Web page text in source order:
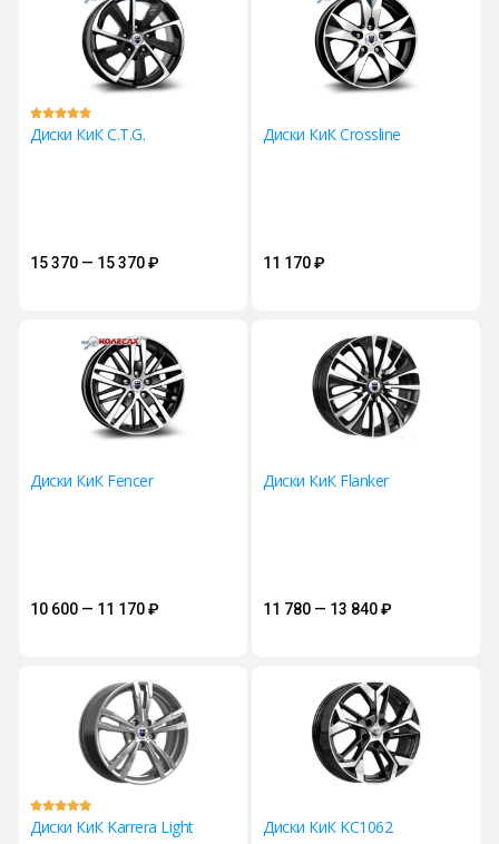
Диски КиК C.T.G.
15 370 — 15 370₽
Диски КиК Crossline
11 170₽
Диски КиК Fencer
10 600 — 11 170₽
Диски КиК Flanker
11 780 — 13 840₽
Диски КиК Karrera Light Диски КиК KC1062